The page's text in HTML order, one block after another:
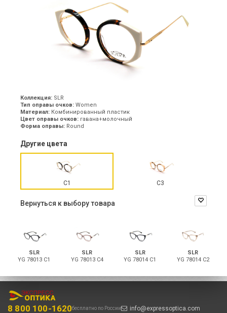
Коллекция: SLR
Тип оправы очков: Women
Материал: Комбинированный пластик
Цвет оправы очков: гавана+молочный
Форма оправы: Round
Другие цвета
C1 C3
Вернуться к выбору товара
SLR
YG 78013 C1
SLR
YG 78013 C4
SLR
YG 78014 C1
SLR
YG 78014 C2
8 800 100-1620бесплатно по России info@expressoptica.com